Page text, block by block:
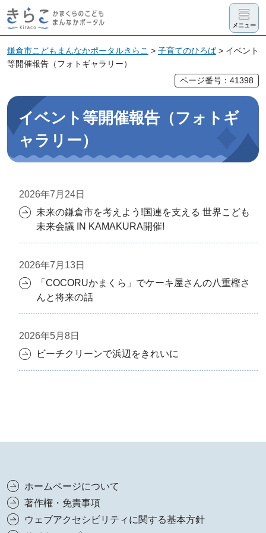
きらこ かま
くらのこど
も まんなか
ポータル
メニュー
鎌倉市こどもまんなかポータルきらこ > 子育てのひろば> イベント
等開催報告（フォトギャラリー）
ページ番号：41398
イベント等開催報告（フォトギ
ャラリー）
2026年7月24日
未来の鎌倉市を考えよう!国連を支える 世界こども
未来会議 IN KAMAKURA開催!
2026年7月13日
「COCORUかまくら」でケーキ屋さんの八重樫さ
んと将来の話
2026年5月8日
ビーチクリーンで浜辺をきれいに
ホームページについて
著作権・免責事項
ウェブアクセシビリティに関する基本方針